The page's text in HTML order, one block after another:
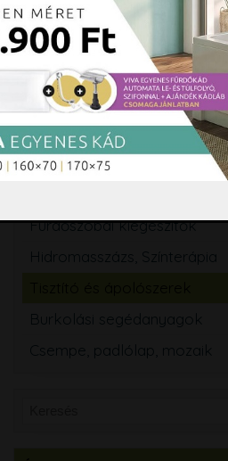
Csaptelep
Zuhanyszett, zuhanyrendszer
Zuhanypanel,
Fürdőszobabútor, tükör
Mosogató
Törölközőszárító radiátor
Fürdőszobai kiegészítők
Hidromasszázs, Színterápia
Burkolási segédanyagok
Csempe, padlólap, mozaik